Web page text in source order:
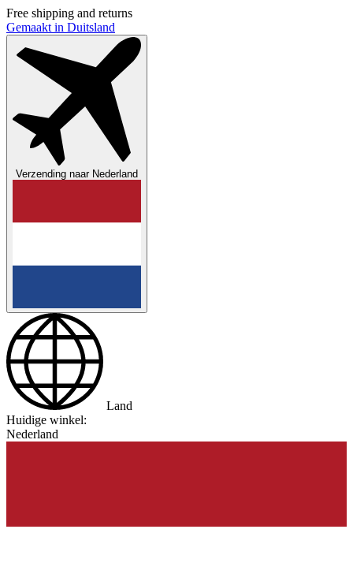
Free shipping and returns
Gemaakt in Duitsland
Verzending naarNederland
Land
Huidige winkel:
Nederland